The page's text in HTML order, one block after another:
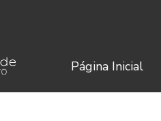
Página Inicial